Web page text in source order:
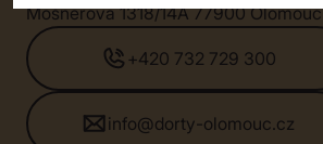
Mošnerova 1318/14A 77900 Olomouc
+420 732 729 300
info@dorty-olomouc.cz